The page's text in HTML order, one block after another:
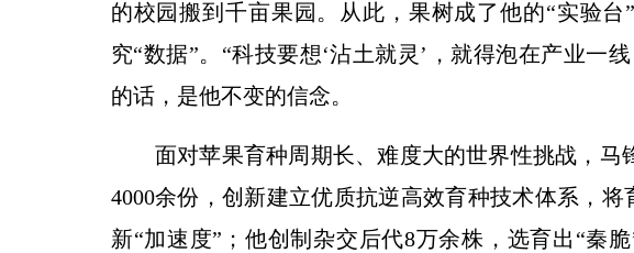
的校园搬到千亩果园。从此，果树成了他的“实验
究“数据”。“科技要想‘沾土就灵’，就得泡在产业一
的话，是他不变的信念。
面对苹果育种周期长、难度大的世界性挑战，马
4000余份，创新建立优质抗逆高效育种技术体系，将
新“加速度”；他创制杂交后代8万余株，选育出“秦